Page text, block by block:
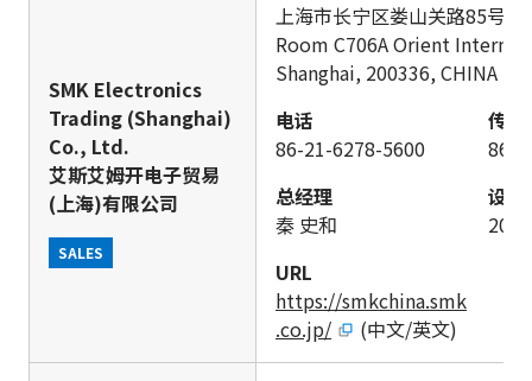
SMK Electronics
Trading (Shanghai)
Co., Ltd.
艾斯艾姆开电子贸易
(上海)有限公司
SALES
上海市长宁区娄山关路85号
Room C706A Orient
Shanghai, 200336, CHINA
电话
86-21-6278-5600
传真
86-
总经理
秦 史和
设立
URL
https://smkchina.smk
.co.jp/
(中文/英文)